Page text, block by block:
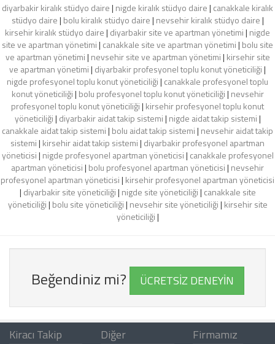
diyarbakir kiralık stüdyo daire| nigde kiralık stüdyo daire| canakkale kiralık
stüdyo daire| bolu kiralık stüdyo daire| nevsehir kiralık stüdyo daire|
kirsehir kiralık stüdyo daire| diyarbakir site ve apartman yönetimi| nigde
site ve apartman yönetimi| canakkale site ve apartman yönetimi| bolu site
ve apartman yönetimi| nevsehir site ve apartman yönetimi| kirsehir site
ve apartman yönetimi| diyarbakir profesyonel toplu konut yöneticiliği|
nigde profesyonel toplu konut yöneticiliği| canakkale profesyonel toplu
konut yöneticiliği| bolu profesyonel toplu konut yöneticiliği| nevsehir
profesyonel toplu konut yöneticiliği| kirsehir profesyonel toplu konut
yöneticiliği| diyarbakir aidat takip sistemi| nigde aidat takip sistemi|
canakkale aidat takip sistemi| bolu aidat takip sistemi| nevsehir aidat takip
sistemi| kirsehir aidat takip sistemi| diyarbakir profesyonel apartman
yöneticisi| nigde profesyonel apartman yöneticisi| canakkale profesyonel
apartman yöneticisi| bolu profesyonel apartman yöneticisi| nevsehir
profesyonel apartman yöneticisi| kirsehir profesyonel apartman yöneticisi
| diyarbakir site yöneticiliği| nigde site yöneticiliği| canakkale site
yöneticiliği| bolu site yöneticiliği| nevsehir site yöneticiliği| kirsehir site
yöneticiliği|
Beğendiniz mi? ÜCRETSİZ DENEYİN
Kiracı Takip Diğer Firmamız